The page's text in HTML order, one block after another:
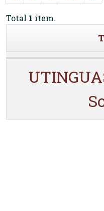
Total 1 item.